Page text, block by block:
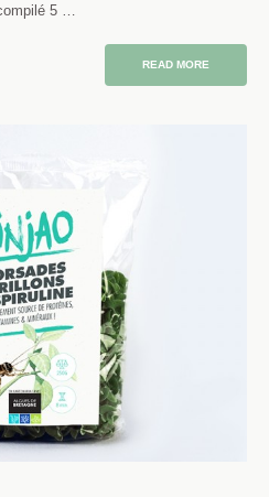
5 …
READ MORE